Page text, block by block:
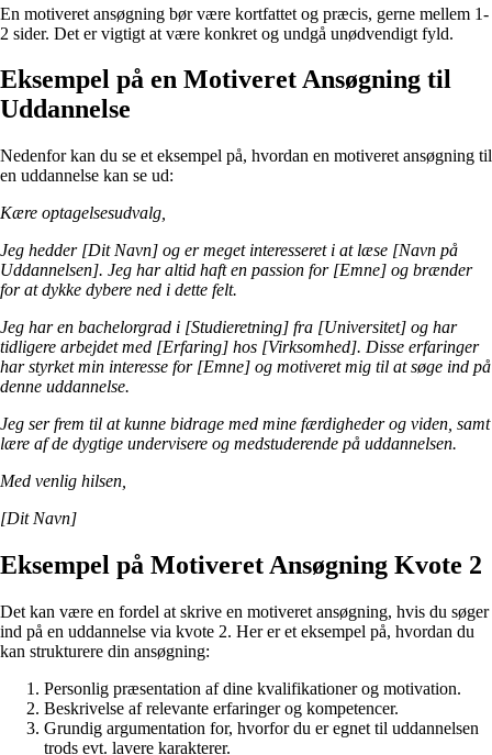
En motiveret ansøgning bør være kortfattet og præcis, gerne mellem 1-
2 sider. Det er vigtigt at være konkret og undgå unødvendigt fyld.
Eksempel på en Motiveret Ansøgning til
Uddannelse
Nedenfor kan du se et eksempel på, hvordan en motiveret ansøgning til
en uddannelse kan se ud:
Kære optagelsesudvalg,
Jeg hedder [Dit Navn] og er meget interesseret i at læse [Navn på
Uddannelsen]. Jeg har altid haft en passion for [Emne] og brænder
for at dykke dybere ned i dette felt.
Jeg har en bachelorgrad i [Studieretning] fra [Universitet] og har
tidligere arbejdet med [Erfaring] hos [Virksomhed]. Disse erfaringer
har styrket min interesse for [Emne] og motiveret mig til at søge ind på
denne uddannelse.
Jeg ser frem til at kunne bidrage med mine færdigheder og viden, samt
lære af de dygtige undervisere og medstuderende på uddannelsen.
Med venlig hilsen,
[Dit Navn]
Eksempel på Motiveret Ansøgning Kvote 2
Det kan være en fordel at skrive en motiveret ansøgning, hvis du søger
ind på en uddannelse via kvote 2. Her er et eksempel på, hvordan du
kan strukturere din ansøgning:
Personlig præsentation af dine kvalifikationer og motivation.
Beskrivelse af relevante erfaringer og kompetencer.
Grundig argumentation for, hvorfor du er egnet til uddannelsen
trods evt. lavere karakterer.